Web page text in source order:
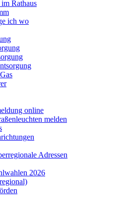
Rathaus
ich wo
online
melden
Adressen
2026